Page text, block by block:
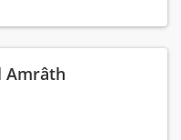
Amrâth